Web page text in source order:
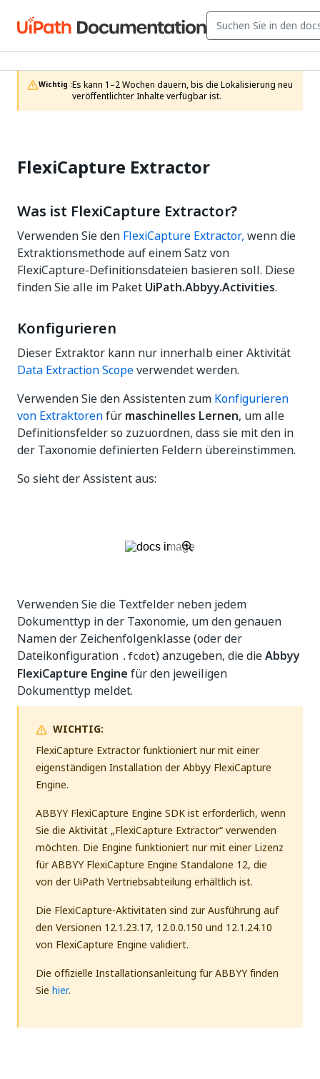
Wichtig :Es kann 1–2 Wochen dauern, bis die Lokalisierung neu
veröffentlichter Inhalte verfügbar ist.
FlexiCapture Extractor
Was ist FlexiCapture Extractor?
Verwenden Sie den FlexiCapture Extractor, wenn die
Extraktionsmethode auf einem Satz von
FlexiCapture-Definitionsdateien basieren soll. Diese
finden Sie alle im Paket UiPath.Abbyy.Activities.
Konfigurieren
Dieser Extraktor kann nur innerhalb einer Aktivität
Data Extraction Scopeverwendet werden.
Verwenden Sie den Assistenten zum Konfigurieren
von Extraktorenfür maschinelles Lernen, um alle
Definitionsfelder so zuzuordnen, dass sie mit den in
der Taxonomie definierten Feldern übereinstimmen.
So sieht der Assistent aus:
Verwenden Sie die Textfelder neben jedem
Dokumenttyp in der Taxonomie, um den genauen
Namen der Zeichenfolgenklasse (oder der
Dateikonfiguration .fcdot) anzugeben, die dieAbbyy
FlexiCapture Engine für den jeweiligen
Dokumenttyp meldet.
WICHTIG:
FlexiCapture Extractor funktioniert nur mit einer
eigenständigen Installation der Abbyy FlexiCapture
Engine.
ABBYY FlexiCapture Engine SDK ist erforderlich, wenn
Sie die Aktivität „FlexiCapture Extractor“ verwenden
möchten. Die Engine funktioniert nur mit einer Lizenz
für ABBYY FlexiCapture Engine Standalone 12, die
von der UiPath Vertriebsabteilung erhältlich ist.
Die FlexiCapture-Aktivitäten sind zur Ausführung auf
den Versionen 12.1.23.17, 12.0.0.150 und 12.1.24.10
von FlexiCapture Engine validiert.
Die offizielle Installationsanleitung für ABBYY finden
Sie hier.